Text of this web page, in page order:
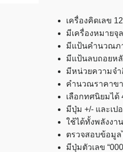
เครื่องคิดเลข
มีเครื่องหมายจุ
มีแป้นคำนวณภ
มีแป้นลบถอยห
มีหน่วยความจำ
คำนวณราคาขา
เลือกทศนิยมได้
มีปุ่ม +/- และเป
ใช้ได้ทั้งพลังงา
ตรวจสอบข้อมูล
มีปุ่มตัวเลข